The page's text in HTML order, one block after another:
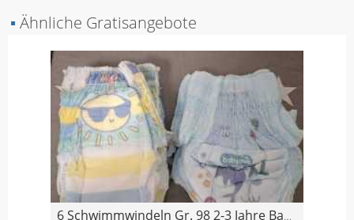
▪ Ähnliche Gratisangebote
6 Schwimmwindeln Gr. 98 2-3 Jahre Babylove